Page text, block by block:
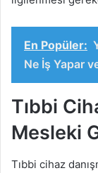
En Popüler:
Ne İş Yapar
Tıbbi
Mesleki
Tıbbi cihaz